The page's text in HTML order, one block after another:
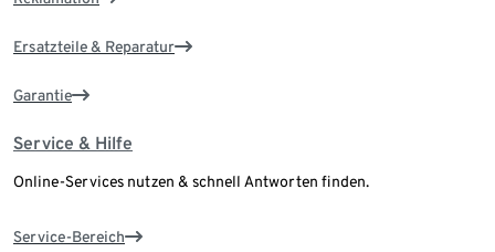
Ersatzteile & Reparatur
Garantie
Service & Hilfe
Online-Services nutzen & schnell Antworten finden.
Service-Bereich